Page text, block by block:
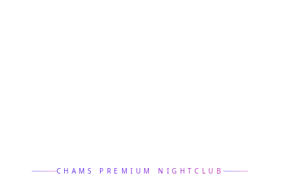
CHAMS PREMIUM NIGHTCLUB